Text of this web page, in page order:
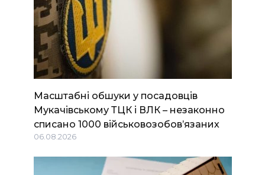
Масштабні обшуки у посадовців
Мукачівському ТЦК і ВЛК – незаконно
списано 1000 військовозобов’язаних
06.08.2026